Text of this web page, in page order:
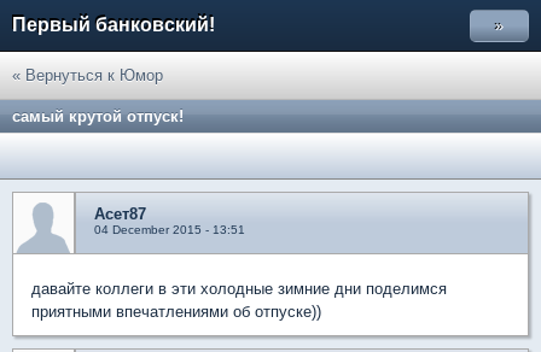
Первый банковский! »
« Вернуться к Юмор
самый крутой отпуск!
Асет87
04 December 2015 - 13:51
давайте коллеги в эти холодные зимние дни поделимся
приятными впечатлениями об отпуске))